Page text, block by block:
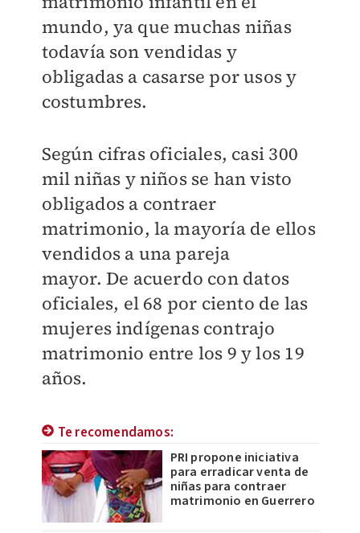
mundo, ya que muchas niñas
todavía son vendidas y
obligadas a casarse por usos y
costumbres.
Según cifras oficiales, casi 300
mil niñas y niños se han visto
obligados a contraer
matrimonio, la mayoría de ellos
vendidos a una pareja
mayor. De acuerdo con datos
oficiales, el 68 por ciento de las
mujeres indígenas contrajo
matrimonio entre los 9 y los 19
años.
Te recomendamos:
PRI propone iniciativa
para erradicar venta de
niñas para contraer
matrimonio en Guerrero